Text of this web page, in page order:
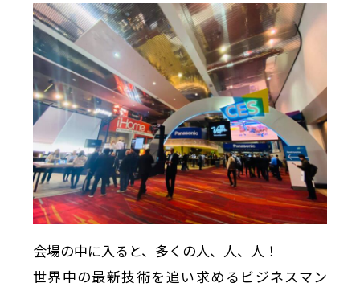
会場の中に入ると、多くの人、人、人！
世界中の最新技術を追い求めるビジネスマン